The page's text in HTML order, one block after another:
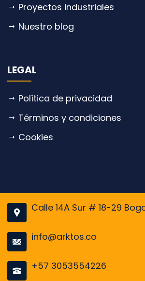
Proyectos industriales
Nuestro blog
LEGAL
Política de privacidad
Términos y condiciones
Cookies
Calle 14A Sur # 18-29
info@arktos.co
+57 3053554226